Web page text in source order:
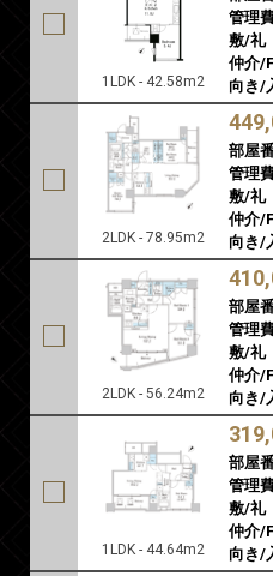
1LDK - 42.58m2
管理
敷/礼
仲介/
向き/
2LDK - 78.95m2
部屋
管理
敷/礼
仲介/
向き/
2LDK - 56.24m2
部屋
管理
敷/礼
仲介/
向き/
1LDK - 44.64m2
部屋
管理
敷/礼
仲介/
向き/